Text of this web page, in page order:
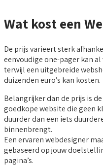
Wat kost een
De prijs varieert sterk
eenvoudige one-pager kan
terwijl een uitgebreide
duizenden euro’s kan kosten.
Belangrijker dan de prijs is de
goedkope website die geen
duurder dan een iets
binnenbrengt.
Een ervaren webdesigner
gebaseerd op jouw
pagina’s.